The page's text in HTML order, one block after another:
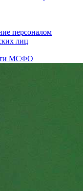
персоналом
лиц
МСФО